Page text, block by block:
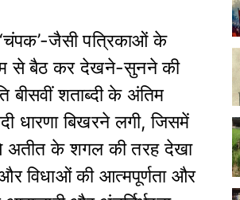
‘चंपक’-जैसी पत्रिकाओं के
से बैठ कर देखने-सुनने की
शताब्दी के अंतिम
धारणा बिखरने लगी, जिसमें
अतीत के शगल की तरह देखा
विधाओं की आत्मपूर्णता और